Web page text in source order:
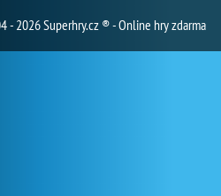
- 2026 Superhry.cz ® - Online hry zdarma